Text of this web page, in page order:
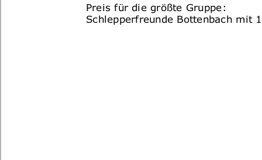
Preis für die größte Gruppe:
Schlepperfreunde Bottenbach mit